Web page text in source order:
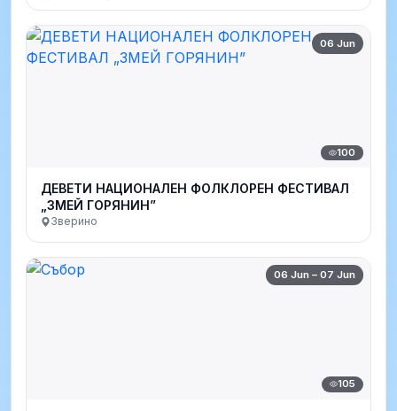
06 Jun
100
ДЕВЕТИ НАЦИОНАЛЕН ФОЛКЛОРЕН ФЕСТИВАЛ
„ЗМЕЙ ГОРЯНИН”
Зверино
06 Jun – 07 Jun
105